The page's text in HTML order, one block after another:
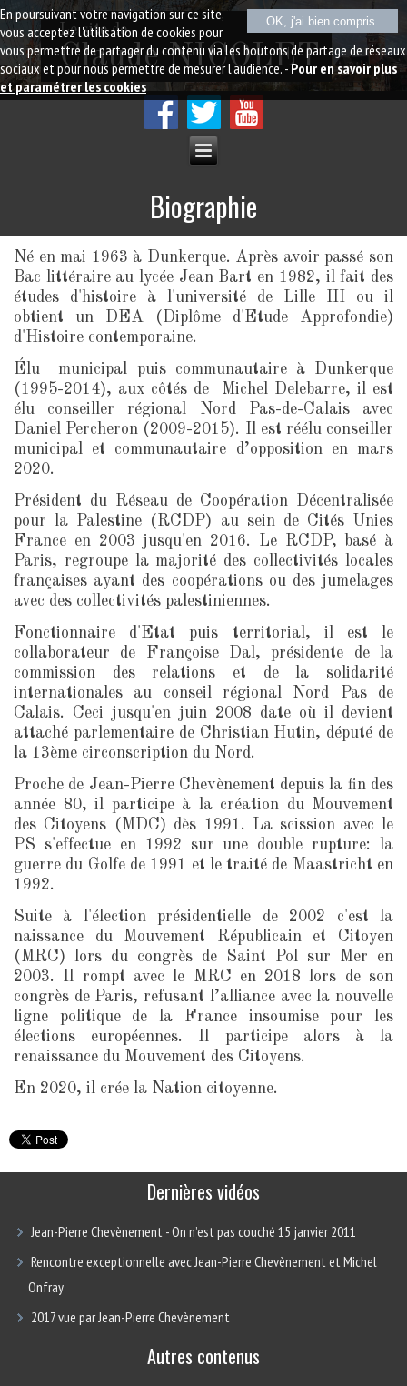
Claude NICOLET
Le site de
Biographie
Né en mai 1963 à Dunkerque. Après avoir passé son
Bac littéraire au lycée Jean Bart en 1982, il fait des
études d'histoire à l'université de Lille III ou il
obtient un DEA (Diplôme d'Etude Approfondie)
d'Histoire contemporaine.
Élu municipal puis communautaire à Dunkerque
(1995-2014), aux côtés de Michel Delebarre, il est
élu conseiller régional Nord Pas-de-Calais avec
Daniel Percheron (2009-2015). Il est réélu conseiller
municipal et communautaire d’opposition en mars
2020.
Président du Réseau de Coopération Décentralisée
pour la Palestine (RCDP) au sein de Cités Unies
France en 2003 jusqu'en 2016. Le RCDP, basé à
Paris, regroupe la majorité des collectivités locales
françaises ayant des coopérations ou des jumelages
avec des collectivités palestiniennes.
Fonctionnaire d'Etat puis territorial, il est le
collaborateur de Françoise Dal, présidente de la
commission des relations et de la solidarité
internationales au conseil régional Nord Pas de
Calais. Ceci jusqu'en juin 2008 date où il devient
attaché parlementaire de Christian Hutin, député de
la 13ème circonscription du Nord.
Proche de Jean-Pierre Chevènement depuis la fin des
année 80, il participe à la création du Mouvement
des Citoyens (MDC) dès 1991. La scission avec le
PS s'effectue en 1992 sur une double rupture: la
guerre du Golfe de 1991 et le traité de Maastricht en
1992.
Suite à l'élection présidentielle de 2002 c'est la
naissance du Mouvement Républicain et Citoyen
(MRC) lors du congrès de Saint Pol sur Mer en
2003. Il rompt avec le MRC en 2018 lors de son
congrès de Paris, refusant l’alliance avec la nouvelle
ligne politique de la France insoumise pour les
élections européennes. Il participe alors à la
renaissance du Mouvement des Citoyens.
En 2020, il crée la Nation citoyenne.
Dernières vidéos
Jean-Pierre Chevènement - On n’est pas couché 15 janvier 2011
Rencontre exceptionnelle avec Jean-Pierre Chevènement et Michel
Onfray
2017 vue par Jean-Pierre Chevènement
Autres contenus
OK, j'ai bien compris.
En poursuivant votre navigation sur ce site,
vous acceptez l'utilisation de cookies pour
vous permettre de partager du contenu via les boutons de partage de réseaux
sociaux et pour nous permettre de mesurer l'audience. -Pour en savoir plus
et paramétrer les cookies